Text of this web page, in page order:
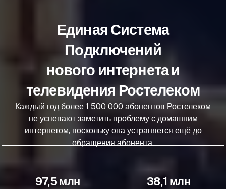
Единая Система
Подключений
нового интернета и
телевидения Ростелеком
Каждый год более 1 500 000 абонентов Ростелеком
не успевают заметить проблему с домашним
интернетом, поскольку она устраняется ещё до
обращения абонента.
97,5 млн 38,1 млн